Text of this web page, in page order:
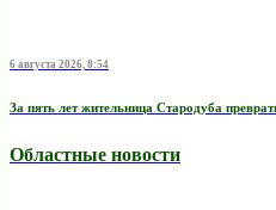
6 августа 2026, 8:54
За пять лет жительница Стародуба
Областные новости